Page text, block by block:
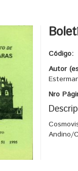
Código:
Autor
Nro
Andino/